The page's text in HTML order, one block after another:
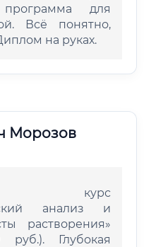
для
Всё понятно,
на руках.
Морозов
курс
анализ и
растворения»
Глубокая